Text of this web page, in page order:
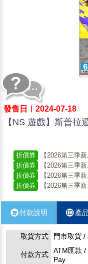
發售日︱2024-07-18
【NS 遊戲】斯普拉
折價券
【2026第三季
折價券
【2026第三季
折價券
【2026第三季
折價券
【2026第三季
付款說明 產
取貨方式 門市取貨 /
付款方式
ATM匯款
Pay